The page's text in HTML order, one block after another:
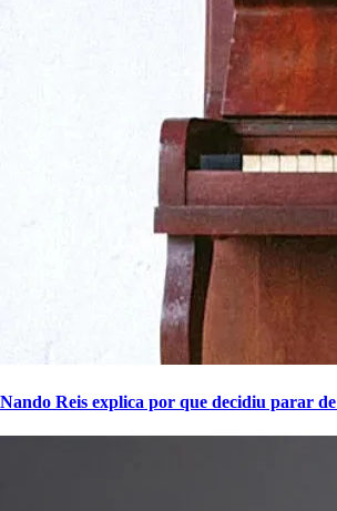
Nando Reis explica por que decidiu parar